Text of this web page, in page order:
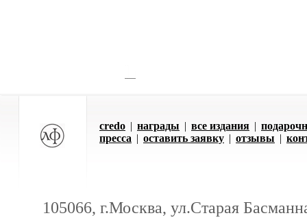
credo | награды | все издания |
пресса | оставить заявку | отзывы |
105066, г.Москва, ул.Старая